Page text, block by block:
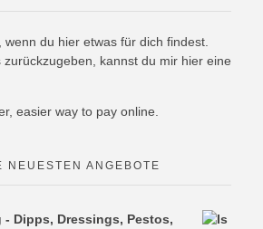
wenn du hier etwas für dich findest.
zurückzugeben, kannst du mir hier eine
NEUESTEN ANGEBOTE
- Dipps, Dressings, Pestos,